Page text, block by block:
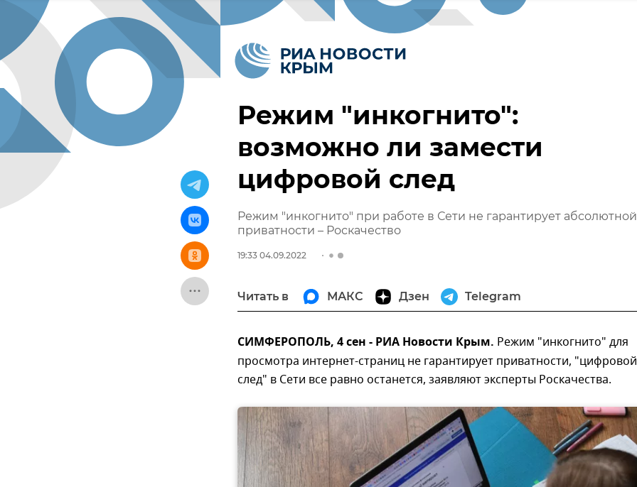
Режим "инкогнито":
возможно ли замести
цифровой след
Режим "инкогнито" при работе в Сети не гарантирует абсолютной
приватности – Роскачество
19:33 04.09.2022
Читать в МАКС Дзен Telegram
СИМФЕРОПОЛЬ, 4 сен - РИА Новости Крым. Режим "инкогнито" для
просмотра интернет-страниц не гарантирует приватности, "цифровой
след" в Сети все равно останется, заявляют эксперты Роскачества.